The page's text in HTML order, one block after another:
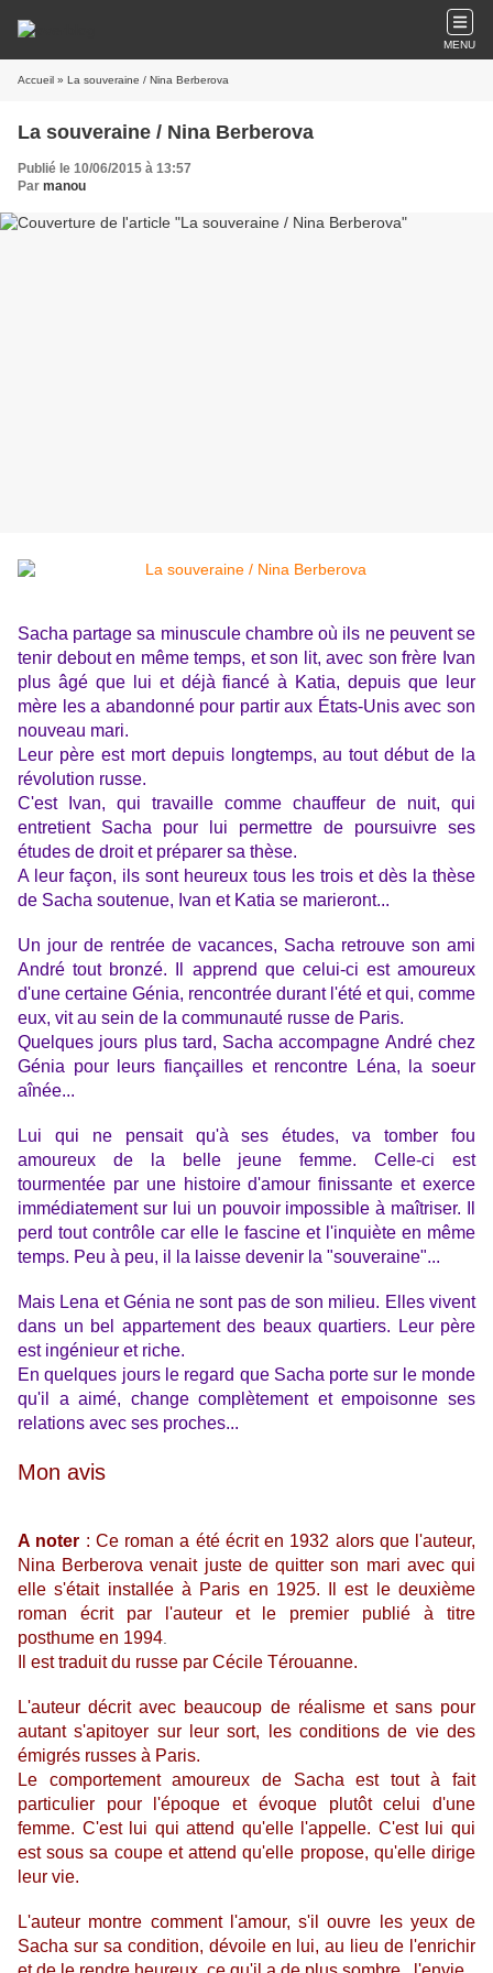
MENU
Accueil » La souveraine / Nina Berberova
La souveraine / Nina Berberova
Publié le 10/06/2015 à 13:57
Par manou
Sacha partage sa minuscule chambre où ils ne peuvent se
tenir debout en même temps, et son lit, avec son frère Ivan
plus âgé que lui et déjà fiancé à Katia, depuis que leur
mère les a abandonné pour partir aux États-Unis avec son
nouveau mari.
Leur père est mort depuis longtemps, au tout début de la
révolution russe.
C'est Ivan, qui travaille comme chauffeur de nuit, qui
entretient Sacha pour lui permettre de poursuivre ses
études de droit et préparer sa thèse.
A leur façon, ils sont heureux tous les trois et dès la thèse
de Sacha soutenue, Ivan et Katia se marieront...
Un jour de rentrée de vacances, Sacha retrouve son ami
André tout bronzé. Il apprend que celui-ci est amoureux
d'une certaine Génia, rencontrée durant l'été et qui, comme
eux, vit au sein de la communauté russe de Paris.
Quelques jours plus tard, Sacha accompagne André chez
Génia pour leurs fiançailles et rencontre Léna, la soeur
aînée...
Lui qui ne pensait qu'à ses études, va tomber fou
amoureux de la belle jeune femme. Celle-ci est
tourmentée par une histoire d'amour finissante et exerce
immédiatement sur lui un pouvoir impossible à maîtriser. Il
perd tout contrôle car elle le fascine et l'inquiète en même
temps. Peu à peu, il la laisse devenir la "souveraine"...
Mais Lena et Génia ne sont pas de son milieu. Elles vivent
dans un bel appartement des beaux quartiers. Leur père
est ingénieur et riche.
En quelques jours le regard que Sacha porte sur le monde
qu'il a aimé, change complètement et empoisonne ses
relations avec ses proches...
Mon avis
A noter : Ce roman a été écrit en 1932 alors que l'auteur,
Nina Berberova venait juste de quitter son mari avec qui
elle s'était installée à Paris en 1925. Il est le deuxième
roman écrit par l'auteur et le premier publié à titre
posthume en 1994
Il est traduit du russe par Cécile Térouanne.
L'auteur décrit avec beaucoup de réalisme et sans pour
autant s'apitoyer sur leur sort, les conditions de vie des
émigrés russes à Paris.
Le comportement amoureux de Sacha est tout à fait
particulier pour l'époque et évoque plutôt celui d'une
femme. C'est lui qui attend qu'elle l'appelle. C'est lui qui
est sous sa coupe et attend qu'elle propose, qu'elle dirige
leur vie.
L'auteur montre comment l'amour, s'il ouvre les yeux de
Sacha sur sa condition, dévoile en lui,au lieu de l'enrichir